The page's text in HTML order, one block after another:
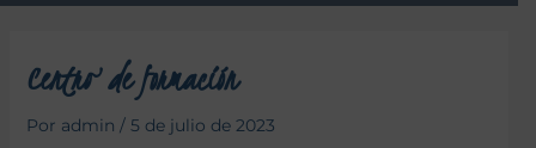
Centro de formación
Por admin / 5 de julio de 2023